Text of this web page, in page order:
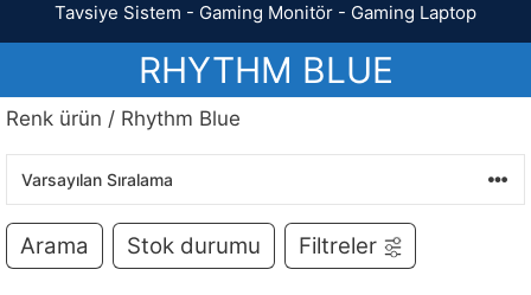
Tavsiye Sistem - Gaming Monitör - Gaming Laptop
RHYTHM BLUE
Renk ürün / Rhythm Blue
Arama Stok durumu Filtreler